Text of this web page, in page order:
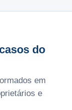
do
em
e